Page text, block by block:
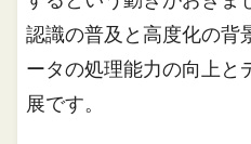
認識の普及と高度化の背
ータの処理能力の向上と
展です。